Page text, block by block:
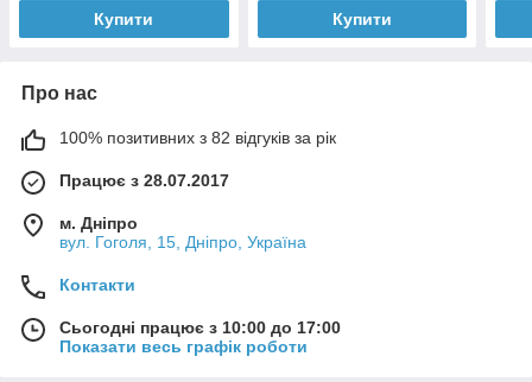
Купити Купити
Про нас
100% позитивних з 82 відгуків за рік
Працює з 28.07.2017
м. Дніпро
вул. Гоголя, 15, Дніпро, Україна
Контакти
Сьогодні працює з 10:00 до 17:00
Показати весь графік роботи